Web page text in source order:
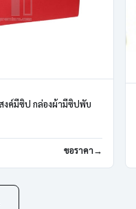
งค์มีซิป กล่องผ้ามีซิปพับ
ขอราคา